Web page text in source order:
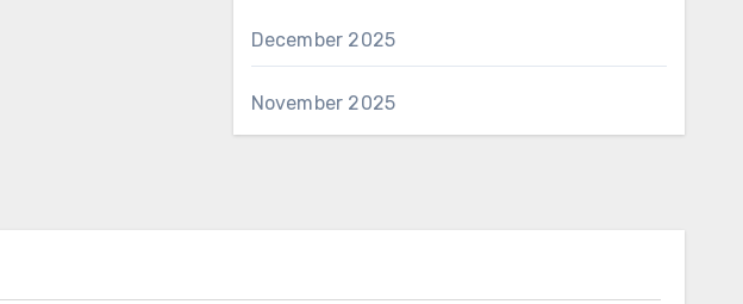
December 2025
November 2025